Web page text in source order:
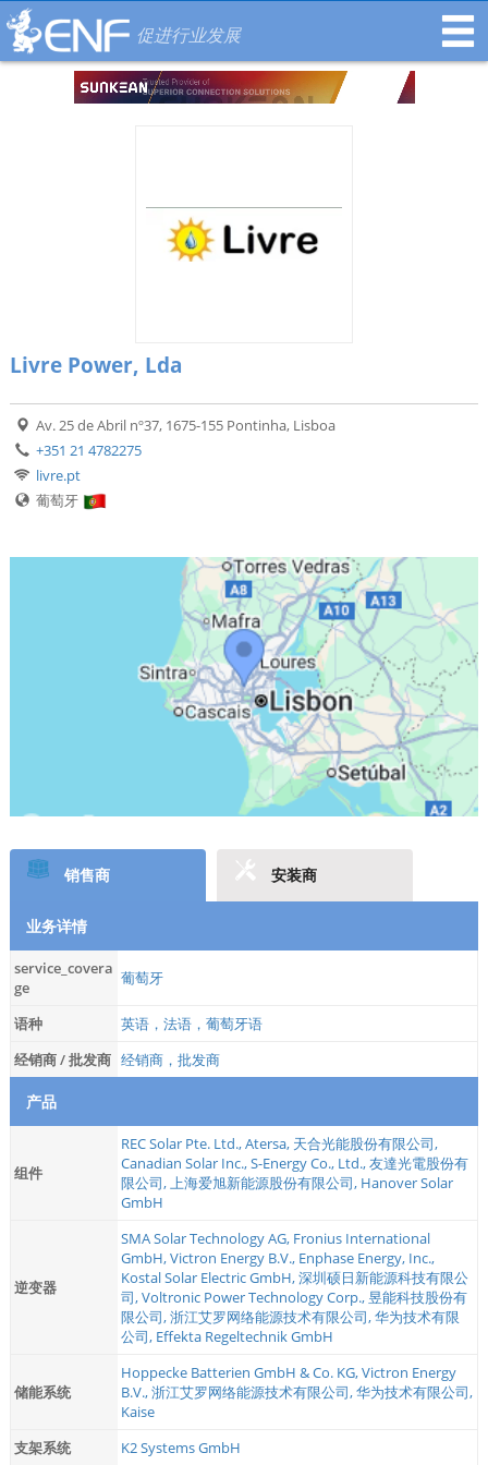
促进行业发展
Livre Power, Lda
Av. 25 de Abril nº37, 1675-155 Pontinha, Lisboa
+351 21 4782275
livre.pt
葡萄牙
销售商 安装商
业务详情
service_covera
ge
葡萄牙
语种
英语，法语，葡萄牙语
经销商 / 批发商 经销商，批发商
产品
组件
REC Solar Pte. Ltd.,Atersa, 天合光能股份有限公司,
Canadian Solar Inc.,S-Energy Co., Ltd.,友達光電股份有
限公司,上海爱旭新能源股份有限公司, Hanover Solar
GmbH
逆变器
SMA Solar Technology AG, Fronius International
GmbH,Victron Energy B.V., Enphase Energy, Inc.,
Kostal Solar Electric GmbH,深圳硕日新能源科技有限公
司,Voltronic Power Technology Corp., 昱能科技股份有
限公司,浙江艾罗网络能源技术有限公司,华为技术有限
公司, Effekta Regeltechnik GmbH
储能系统
Hoppecke Batterien GmbH & Co. KG,Victron Energy
B.V.,浙江艾罗网络能源技术有限公司,华为技术有限公司,
Kaise
支架系统
K2 Systems GmbH